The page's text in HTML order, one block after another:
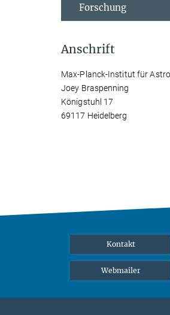
Forschung
Anschrift
Max-Planck-Institut für
Joey Braspenning
Königstuhl 17
69117 Heidelberg
Kontakt
Webmailer